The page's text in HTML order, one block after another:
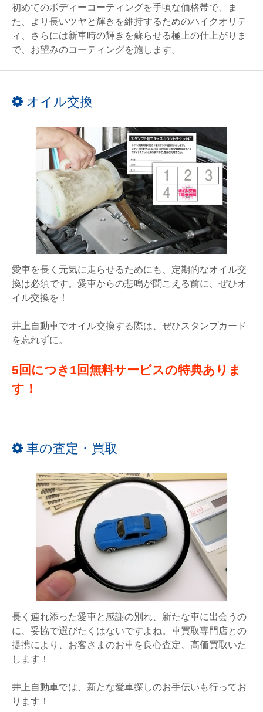
初めてのボディーコーティングを手頃な価格帯で、ま
た、より長いツヤと輝きを維持するためのハイクオリテ
ィ、さらには新車時の輝きを蘇らせる極上の仕上がりま
で、お望みのコーティングを施します。
オイル交換
愛車を長く元気に走らせるためにも、定期的なオイル交
換は必須です。愛車からの悲鳴が聞こえる前に、ぜひオ
イル交換を！
井上自動車でオイル交換する際は、ぜひスタンプカード
を忘れずに。
5回につき1回無料サービスの特典ありま
す！
車の査定・買取
長く連れ添った愛車と感謝の別れ、新たな車に出会うの
に、妥協で選びたくはないですよね。車買取専門店との
提携により、お客さまのお車を良心査定、高価買取いた
します！
井上自動車では、新たな愛車探しのお手伝いも行ってお
ります！